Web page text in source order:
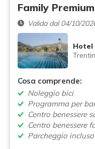
Family
Valida dal 04/10/
Hotel
Cosa comprende:
Noleggio bici
Programma per
Centro benessere
Centro benessere
Parcheggio incluso